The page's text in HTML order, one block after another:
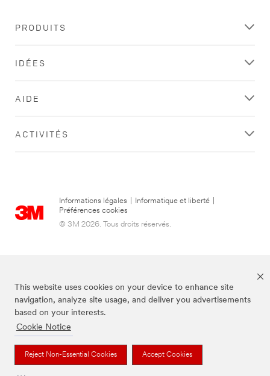
This website uses cookies on your device to enhance site
navigation, analyze site usage, and deliver you advertisements
based on your interests.
Cookie Notice
Reject Non-Essential Cookies Accept Cookies
PRODUITS
IDÉES
AIDE
ACTIVITÉS
Informations légales Informatique et liberté
Préférences cookies
© 3M 2026. Tous droits réservés.
de 3M.